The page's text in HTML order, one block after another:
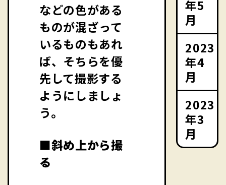
などの色がある
ものが混ざって
いるものもあれ
ば、そちらを優
先して撮影する
ようにしましょ
う。
■斜め上から撮
る
年5
月
2023
年4
月
2023
年3
月